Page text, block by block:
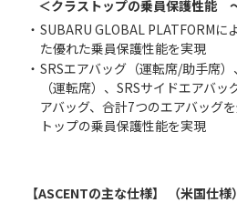
＜クラストップの乗員保護性
・ SUBARU GLOBAL PLATFORMに
た優れた乗員保護性能を実現
・ SRSエアバッグ（運転席/助手席
（運転席）、SRSサイドエアバ
アバッグ、合計7つのエアバッグ
トップの乗員保護性能を実現
【ASCENTの主な仕様】 （米国仕様）